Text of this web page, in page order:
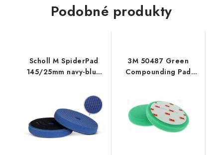
Podobné produkty
Scholl M SpiderPad
145/25mm navy-blue
3M 50487 Green
Compounding Pad